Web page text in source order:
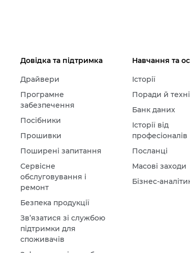
Довідка та підтримка
Драйвери
Програмне
забезпечення
Посібники
Прошивки
Поширені запитання
Сервісне
обслуговування і
ремонт
Безпека продукції
Зв’язатися зі службою
підтримки для
споживачів
Навчання та
Історії
Поради й
Банк даних
Історії від
професіоналів
Посланці
Масові заходи
Бізнес-